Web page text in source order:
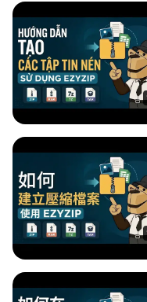
https://